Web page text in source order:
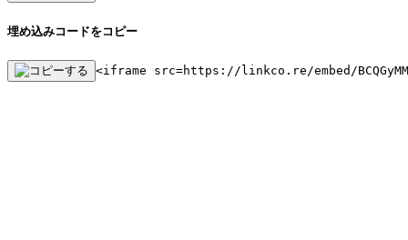
埋め込みコードをコピー
<iframe src=https://linkco.re/embed/